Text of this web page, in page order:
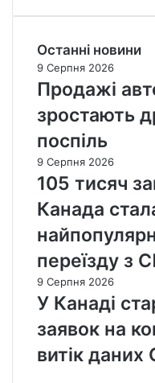
Останні новини
9 Серпня 2026
Продажі
зростають
поспіль
9 Серпня 2026
105 тисяч
Канада
переїзду з
9 Серпня 2026
У Канаді
заявок на
витік даних